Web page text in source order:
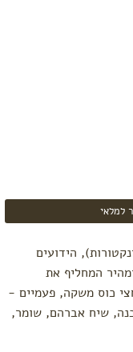
למלאי
הידועים
המחליף את
כוס משקה, פעמיים -
שיח אברהם, שומר,